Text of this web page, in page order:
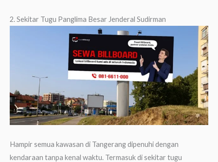
2. Sekitar Tugu Panglima Besar Jenderal Sudirman
Hampir semua kawasan di Tangerang dipenuhi dengan
kendaraan tanpa kenal waktu. Termasuk di sekitar tugu